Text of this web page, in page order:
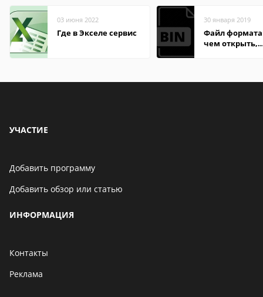
03 июня 2022
Где в Экселе сервис
30 января 2019
Файл формата
чем открыть,
УЧАСТИЕ
Добавить программу
Добавить обзор или статью
ИНФОРМАЦИЯ
Контакты
Реклама